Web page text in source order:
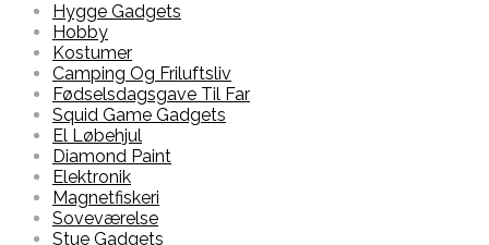
Hygge Gadgets
Hobby
Kostumer
Camping Og Friluftsliv
Fødselsdagsgave Til Far
Squid Game Gadgets
El Løbehjul
Diamond Paint
Elektronik
Magnetfiskeri
Soveværelse
Stue Gadgets